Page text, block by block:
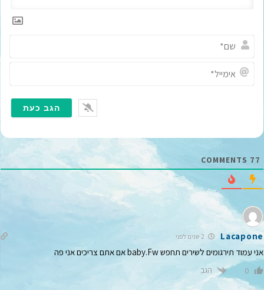
ם
י
ל
77
Lacapone
אני עמוד תירגומים לשירים תחפש baby.Fw אם אתם צריכים אני פה
0 הגב